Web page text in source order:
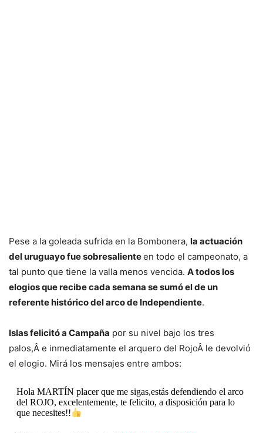
Pese a la goleada sufrida en la Bombonera, la actuación
del uruguayo fue sobresalienteen todo el campeonato, a
tal punto que tiene la valla menos vencida. A todos los
elogios que recibe cada semana se sumó el de un
referente histórico del arco de Independiente.
Islas felicitó a Campaña por su nivel bajo los tres
palos,Â e inmediatamente el arquero del RojoÂ le devolvió
el elogio. Mirá los mensajes entre ambos:
Hola MARTÍN placer que me sigas,estás defendiendo el arco
del ROJO, excelentemente, te felicito, a disposición para lo
que necesites!!